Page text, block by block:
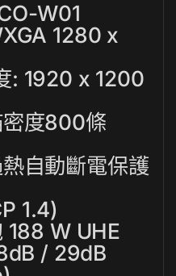
W01
1280 x
: 1920 x 1200
度800條
自動斷電保護
1.4)
188 W UHE
/ 29dB